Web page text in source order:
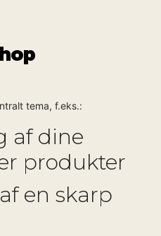
tema, f.eks.:
af dine
produkter
en skarp